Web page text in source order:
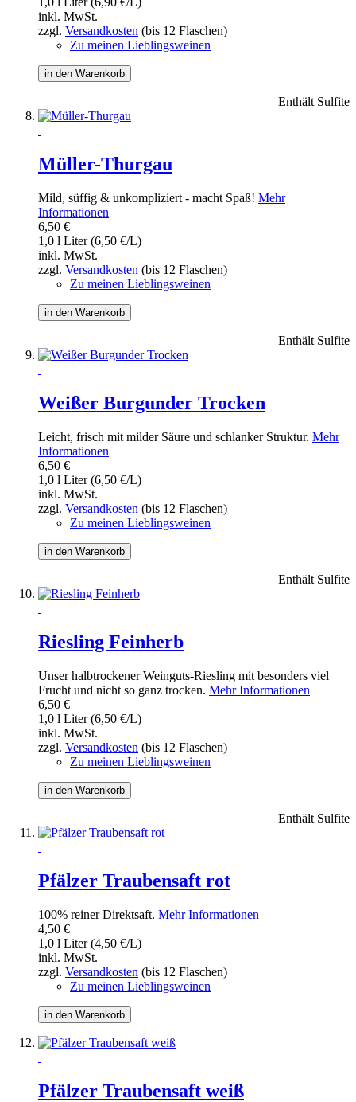
inkl. MwSt.
zzgl. Versandkosten (bis 12 Flaschen)
Zu meinen Lieblingsweinen
in den Warenkorb
Enthält Sulfite
Müller-Thurgau
Mild, süffig & unkompliziert - macht Spaß! Mehr
Informationen
6,50 €
1,0 l Liter (6,50 €/L)
inkl. MwSt.
zzgl. Versandkosten (bis 12 Flaschen)
Zu meinen Lieblingsweinen
in den Warenkorb
Enthält Sulfite
Weißer Burgunder Trocken
Leicht, frisch mit milder Säure und schlanker Struktur. Mehr
Informationen
6,50 €
1,0 l Liter (6,50 €/L)
inkl. MwSt.
zzgl. Versandkosten (bis 12 Flaschen)
Zu meinen Lieblingsweinen
in den Warenkorb
Enthält Sulfite
Riesling Feinherb
Unser halbtrockener Weinguts-Riesling mit besonders viel
Frucht und nicht so ganz trocken. Mehr Informationen
6,50 €
1,0 l Liter (6,50 €/L)
inkl. MwSt.
zzgl. Versandkosten (bis 12 Flaschen)
Zu meinen Lieblingsweinen
in den Warenkorb
Enthält Sulfite
Pfälzer Traubensaft rot
100% reiner Direktsaft. Mehr Informationen
4,50 €
1,0 l Liter (4,50 €/L)
inkl. MwSt.
zzgl. Versandkosten (bis 12 Flaschen)
Zu meinen Lieblingsweinen
in den Warenkorb
Pfälzer Traubensaft weiß